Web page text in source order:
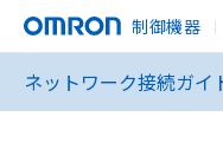
制御機器
ネットワーク接続ガイ